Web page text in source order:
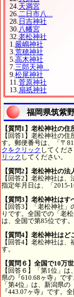
24.天満宮
26.二日市八...
28. 日吉神社
30.八幡宮
32.老松神社
1.嚴嶋神社
3.荒穂神社
5.高木神社
7.三郎天神...
9.松尾神社
11.菅原神社
13.扇祇神社
福岡県筑紫
【質問1】老松神社の住
【回答1】老松神社の
す。郵便番号は、「〒
クをクリック してくだ
リック してください。
【質問2】老松神社の
【回答2】老松神社は
指定年月日は、「2015-
【質問3】老松神社は
【回答3】「老松神社
りです。全国での「老
は、全国で第85位です。
【質問4】老松神社は
【回答4】老松神社は
す。
【質問６】全国で10万
【回答６】「第1位」
県の『610.68ヶ寺』で
「第4位」は、新潟県
『443.07ヶ寺』です。